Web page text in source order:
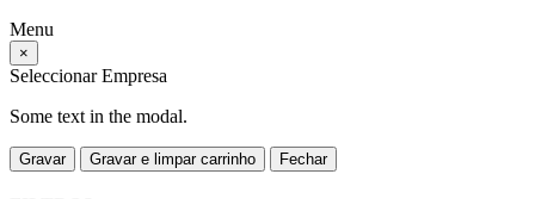
Menu
×
Seleccionar Empresa
Some text in the modal.
Gravar Gravar e limpar carrinho Fechar